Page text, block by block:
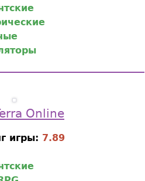
Online
игры: 7.89